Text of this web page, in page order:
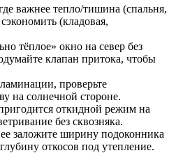
важнее тепло/тишина (спальня,
(кладовая,
тёплое» окно на север без
клапан притока, чтобы
проверьте
на солнечной стороне.
откидной режим на
без сквозняка.
заложите ширину подоконника
откосов под утепление.